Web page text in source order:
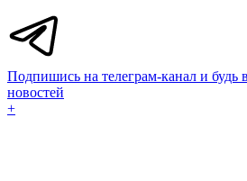
Подпишись на телеграм-канал и будь
новостей
+